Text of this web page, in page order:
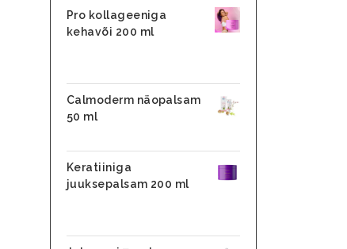
Pro kollageeniga
kehavõi 200 ml
Calmoderm näopalsam
50 ml
Keratiiniga
juuksepalsam 200 ml